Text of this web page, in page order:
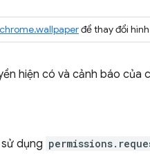
chrome.wallpaperđể thay đổi
hiện có và cảnh báo của
dụng